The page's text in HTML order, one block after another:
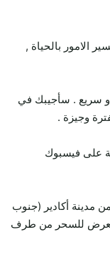
الامور بالحياة ,
و سريع . سأجيبك في
وجيزة .
على فيسبوك
مدينة أكادير (جنوب
تعرض للسحر من طرف